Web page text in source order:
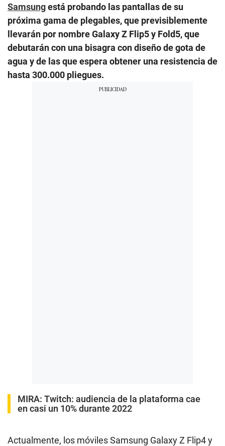
Samsungestá probando las pantallas de su
próxima gama de plegables, que previsiblemente
llevarán por nombre Galaxy Z Flip5 y Fold5, que
debutarán con una bisagra con diseño de gota de
agua y de las que espera obtener una resistencia de
hasta 300.000 pliegues.
MIRA: Twitch: audiencia de la plataforma cae
en casi un 10% durante 2022
Actualmente, los móviles Samsung Galaxy Z Flip4 y